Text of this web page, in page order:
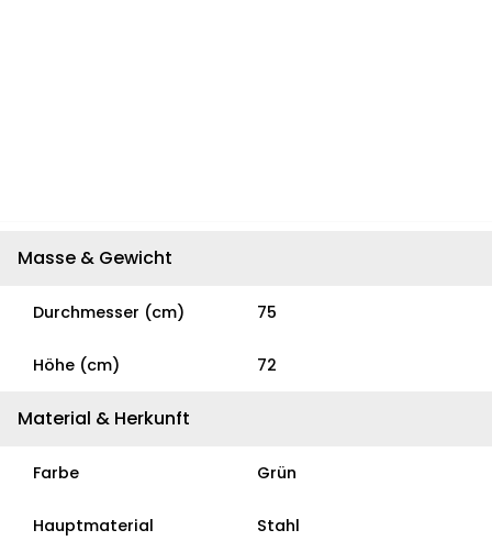
Masse & Gewicht
Durchmesser (cm) 75
Höhe (cm) 72
Material & Herkunft
Farbe Grün
Hauptmaterial Stahl